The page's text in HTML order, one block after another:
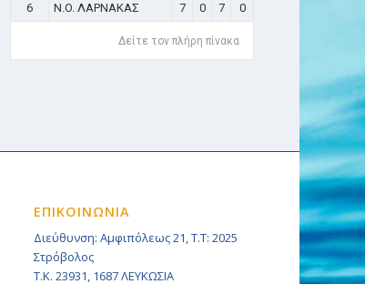
6 N.O. ΛΑΡΝΑΚΑΣ 7 0 7 0
Δείτε τον πλήρη πίνακα
ΕΠΙΚΟΙΝΩΝΙΑ
Διεύθυνση: Αμφιπόλεως 21, Τ.Τ: 2025
Στρόβολος
Τ.Κ. 23931, 1687 ΛΕΥΚΩΣΙΑ